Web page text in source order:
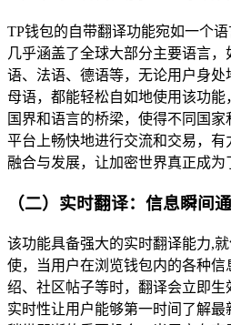
TP钱包的自带翻译功能宛如一个语
几乎涵盖了全球大部分主要语言
语、法语、德语等，无论用户身
母语，都能轻松自如地使用该功
国界和语言的桥梁，使得不同国
平台上畅快地进行交流和交易，
融合与发展，让加密世界真正成为
（二）实时翻译：信息瞬间
该功能具备强大的实时翻译能力,
使，当用户在浏览钱包内的各种
绍、社区帖子等时，翻译会立即
实时性让用户能够第一时间了解